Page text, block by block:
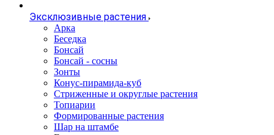
Эксклюзивные растения
Арка
Беседка
Бонсай
Бонсай - сосны
Зонты
Конус-пирамида-куб
Стриженные и округлые растения
Топиарии
Формированные растения
Шар на штамбе